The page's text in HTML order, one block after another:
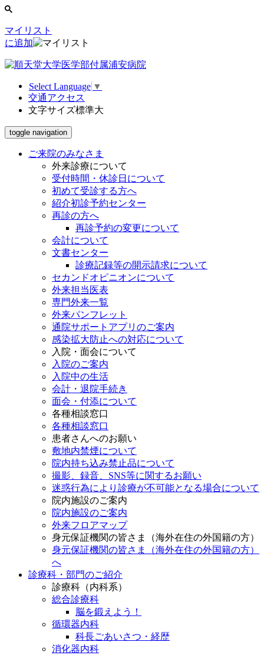
マイリスト
に追加
Select Language ▼
交通アクセス
文字サイズ標準大
toggle navigation
ご来院のみなさま
外来診療について
受付時間・休診日について
初めて受診する方へ
紹介初診予約センター
再診の方へ
再診予約の変更について
会計について
文書センター
診療記録等の開示請求について
セカンドオピニオンについて
外来担当医表
専門外来一覧
外来パンフレット
通院サポートアプリのご案内
感染拡大防止への対応について
入院・面会について
入院のご案内
入院中の生活
会計・退院手続き
面会・付添について
各種相談窓口
各種相談窓口
患者さんへのお願い
敷地内禁煙について
院内持ち込み禁止品について
撮影、録音、SNS等に関するお願い
迷惑行為により診療が不可能となる場合について
院内施設のご案内
院内施設のご案内
外来フロアマップ
身元保証機関の皆さま（海外在住の外国籍の方）
身元保証機関の皆さま（海外在住の外国籍の方）
へ
診療科・部門のご紹介
診療科（内科系）
総合診療科
脳を鍛えよう！
循環器内科
科長ごあいさつ・経歴
消化器内科